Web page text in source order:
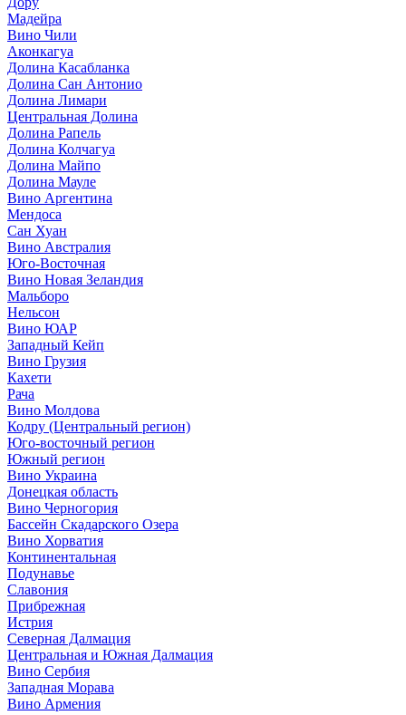
Мадейра
Вино Чили
Аконкагуа
Долина Касабланка
Долина Сан Антонио
Долина Лимари
Центральная Долина
Долина Рапель
Долина Колчагуа
Долина Майпо
Долина Мауле
Вино Аргентина
Мендоса
Сан Хуан
Вино Австралия
Юго-Восточная
Вино Новая Зеландия
Мальборо
Нельсон
Вино ЮАР
Западный Кейп
Вино Грузия
Кахети
Рача
Вино Молдова
Кодру (Центральный регион)
Юго-восточный регион
Южный регион
Вино Украина
Донецкая область
Вино Черногория
Бассейн Скадарского Озера
Вино Хорватия
Континентальная
Подунавье
Славония
Прибрежная
Истрия
Северная Далмация
Центральная и Южная Далмация
Вино Сербия
Западная Морава
Вино Армения